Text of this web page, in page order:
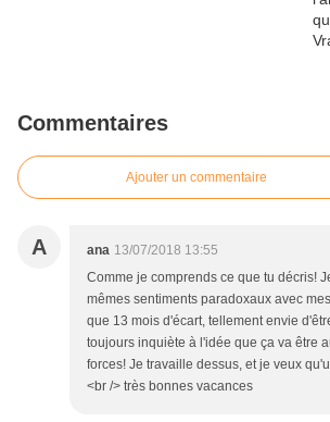
Commentaires
Ajouter un commentaire
A ana 13/07/2018 13:55
Comme je comprends ce que tu décris!
mêmes sentiments paradoxaux avec
que 13 mois d'écart, tellement envie
toujours inquiète à l'idée que ça va être
forces! Je travaille dessus, et je veux
<br /> très bonnes vacances